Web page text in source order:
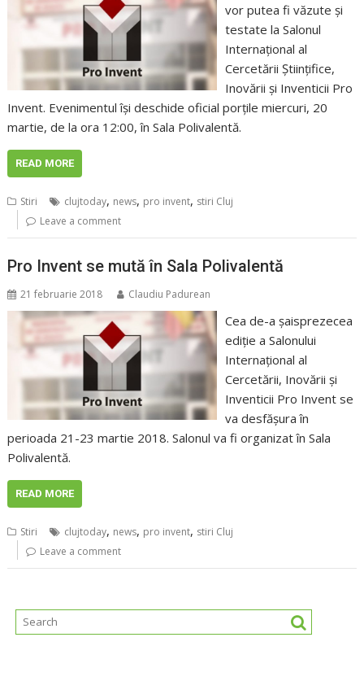
vor putea fi văzute şi
testate la Salonul
Internaţional al
Cercetării Ştiinţifice,
Inovării şi Inventicii Pro
Invent. Evenimentul îşi deschide oficial porţile miercuri, 20
martie, de la ora 12:00, în Sala Polivalentă.
READ MORE
Stiri clujtoday, news, pro invent, stiri Cluj
Leave a comment
Pro Invent se mută în Sala Polivalentă
21 februarie 2018 Claudiu Padurean
Cea de-a şaisprezecea
ediţie a Salonului
Internaţional al
Cercetării, Inovării şi
Inventicii Pro Invent se
va desfăşura în
perioada 21-23 martie 2018. Salonul va fi organizat în Sala
Polivalentă.
READ MORE
Stiri clujtoday, news, pro invent, stiri Cluj
Leave a comment